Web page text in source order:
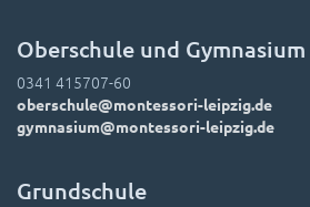
Oberschule und Gymnasium
0341 415707-60
oberschule@montessori-leipzig.de
gymnasium@montessori-leipzig.de
Grundschule